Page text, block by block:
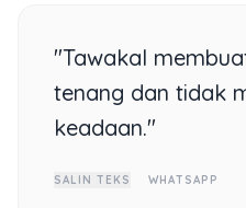
"Tawakal
tenang dan tidak
keadaan."
SALIN TEKS WHATSAPP